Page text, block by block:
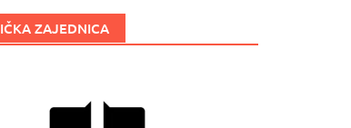
ZAJEDNICA